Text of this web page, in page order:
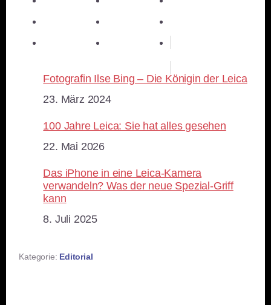
Fotografin Ilse Bing – Die Königin der Leica
Datum
23. März 2024
100 Jahre Leica: Sie hat alles gesehen
Datum
22. Mai 2026
Das iPhone in eine Leica-Kamera
verwandeln? Was der neue Spezial-Griff
kann
Datum
8. Juli 2025
Kategorie: Editorial